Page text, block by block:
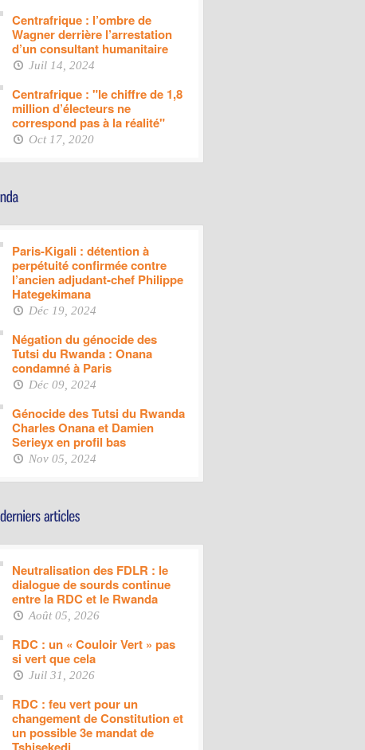
Centrafrique : l’ombre de
Wagner derrière l’arrestation
d’un consultant humanitaire
Juil 14, 2024
Centrafrique : "le chiffre de 1,8
million d’électeurs ne
correspond pas à la réalité"
Oct 17, 2020
Paris-Kigali : détention à
perpétuité confirmée contre
l’ancien adjudant-chef Philippe
Hategekimana
Déc 19, 2024
Négation du génocide des
Tutsi du Rwanda : Onana
condamné à Paris
Déc 09, 2024
Génocide des Tutsi du Rwanda
Charles Onana et Damien
Serieyx en profil bas
Nov 05, 2024
Neutralisation des FDLR : le
dialogue de sourds continue
entre la RDC et le Rwanda
Août 05, 2026
RDC : un « Couloir Vert » pas
si vert que cela
Juil 31, 2026
RDC : feu vert pour un
changement de Constitution et
un possible 3e mandat de